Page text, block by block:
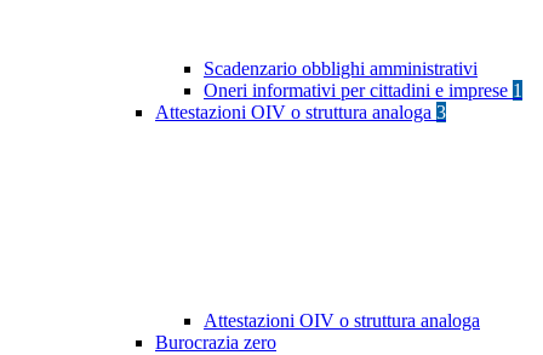
Scadenzario obblighi amministrativi
Oneri informativi per cittadini e imprese 1
Attestazioni OIV o struttura analoga 3
Attestazioni OIV o struttura analoga
Burocrazia zero